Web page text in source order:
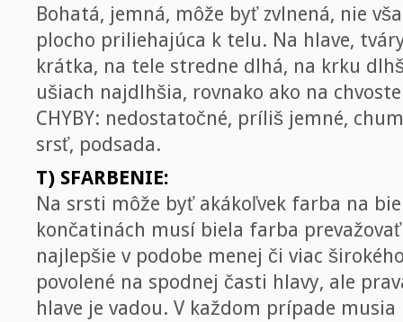
Bohatá, jemná, môže byť zvlnená, nie
plocho priliehajúca k telu. Na hlave,
krátka, na tele stredne dlhá, na krku
ušiach najdlhšia, rovnako ako na
CHYBY: nedostatočné, príliš jemné,
srsť, podsada.
T) SFARBENIE:
Na srsti môže byť akákoľvek farba na
končatinách musí biela farba
najlepšie v podobe menej či viac
povolené na spodnej časti hlavy, ale
hlave je vadou. V každom prípade